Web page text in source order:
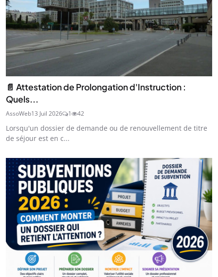
📄 Attestation de Prolongation d'Instruction :
Quels...
AssoWeb13 Juil 2026 1 42
Lorsqu'un dossier de demande ou de renouvellement de titre
de séjour est en c...